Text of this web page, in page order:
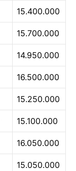
15.400.000
15.700.000
14.950.000
16.500.000
15.250.000
15.100.000
16.050.000
15.050.000